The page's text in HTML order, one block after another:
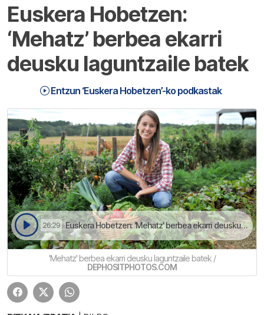
Euskera Hobetzen:
‘Mehatz’ berbea ekarri
deusku laguntzaile batek
Entzun ‘Euskera Hobetzen’-ko podkastak
26:29 Euskera Hobetzen: 'Mehatz' berbea ekarri deusku laguntzaile batek | Euskera Hobetzen
'Mehatz' berbea ekarri deusku laguntzaile batek /
DEPHOSITPHOTOS.COM